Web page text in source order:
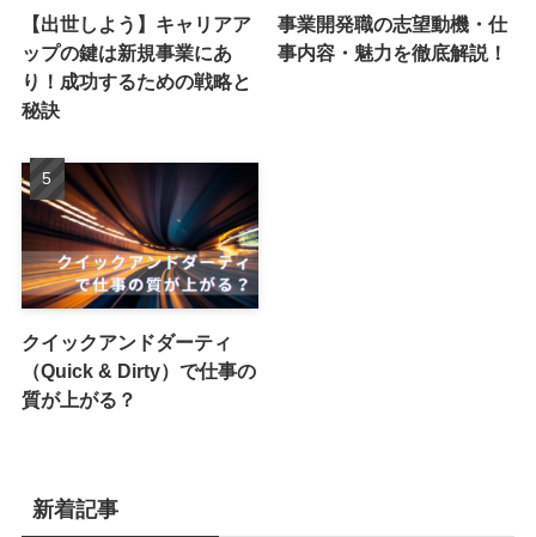
【出世しよう】キャリアア
ップの鍵は新規事業にあ
り！成功するための戦略と
秘訣
事業開発職の志望動機・仕
事内容・魅力を徹底解説！
クイックアンドダーティ
（Quick & Dirty）で仕事の
質が上がる？
新着記事